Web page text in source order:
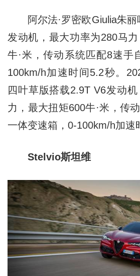
阿尔法·罗密欧Giulia朱丽
发动机，最大功率为280马
牛·米，传动系统匹配8速手
100km/h加速时间5.2秒。
四叶草版搭载2.9T V6发动
力，最大扭矩600牛·米，传
一体变速箱，0-100km/h加速
Stelvio斯坦维